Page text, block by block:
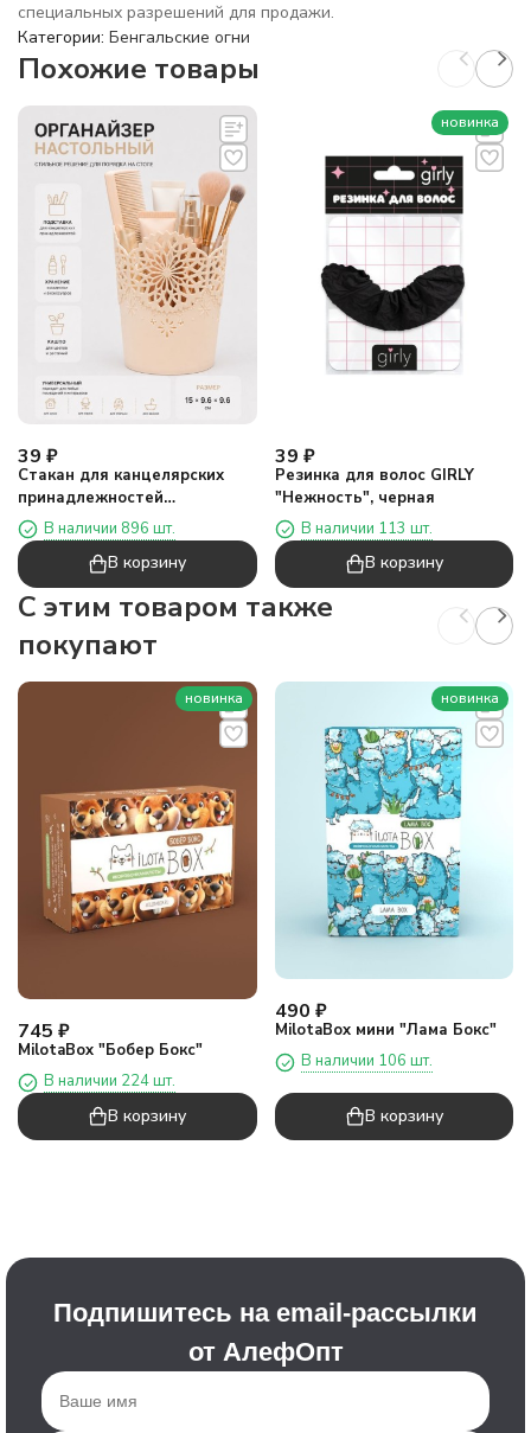
специальных разрешений для продажи.
Категории: Бенгальские огни
Похожие товары
39 ₽
Стакан для канцелярских
принадлежностей
"Орнамент"
В наличии 896 шт.
В корзину
новинка
39 ₽
Резинка для волос GIRLY
"Нежность", черная
В наличии 113 шт.
В корзину
C этим товаром также
покупают
новинка
745 ₽
MilotaBox "Бобер Бокс"
В наличии 224 шт.
В корзину
новинка
490 ₽
MilotaBox мини "Лама Бокс"
В наличии 106 шт.
В корзину
Подпишитесь на email-рассылки
от АлефОпт